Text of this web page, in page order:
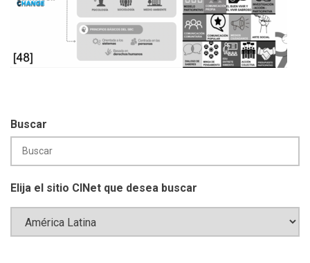
Buscar
Elija el sitio CINet que desea buscar